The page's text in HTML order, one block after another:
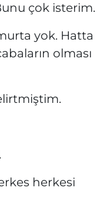
çok isterim.
yok. Hatta
olması
herkesi